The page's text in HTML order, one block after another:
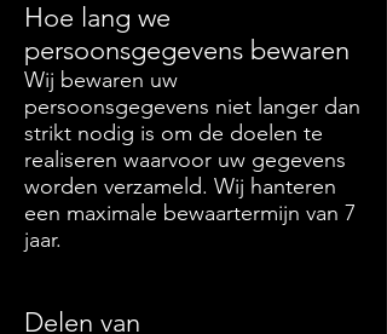
Hoe lang we
persoonsgegevens bewaren
Wij bewaren uw
persoonsgegevens niet langer dan
strikt nodig is om de doelen te
realiseren waarvoor uw gegevens
worden verzameld. Wij hanteren
een maximale bewaartermijn van 7
jaar.
Delen van